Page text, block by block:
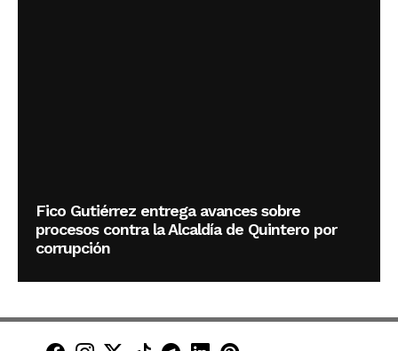
Fico Gutiérrez entrega avances sobre
procesos contra la Alcaldía de Quintero por
corrupción